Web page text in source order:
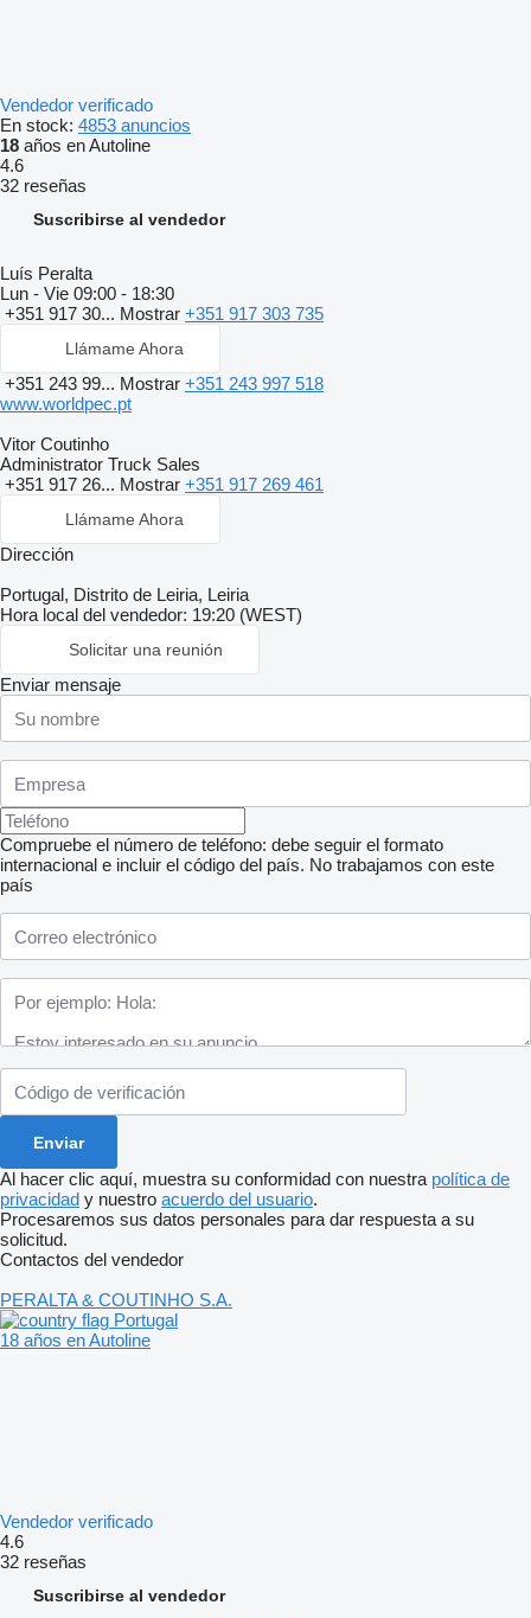
Vendedor verificado
En stock: 4853 anuncios
18 años en Autoline
4.6
32 reseñas
Suscribirse al vendedor
Luís Peralta
Lun - Vie 09:00 - 18:30
+351 917 30... Mostrar +351 917 303 735
Llámame Ahora
+351 243 99... Mostrar +351 243 997 518
www.worldpec.pt
Vitor Coutinho
Administrator Truck Sales
+351 917 26... Mostrar +351 917 269 461
Llámame Ahora
Dirección
Portugal, Distrito de Leiria, Leiria
Hora local del vendedor: 19:20 (WEST)
Solicitar una reunión
Enviar mensaje
Compruebe el número de teléfono: debe seguir el formato
internacional e incluir el código del país. No trabajamos con este
país
Al hacer clic aquí, muestra su conformidad con nuestra política de
privacidad y nuestro acuerdo del usuario.
Procesaremos sus datos personales para dar respuesta a su
solicitud.
Contactos del vendedor
PERALTA & COUTINHO S.A.
Portugal
18 años en Autoline
Vendedor verificado
4.6
32 reseñas
Suscribirse al vendedor